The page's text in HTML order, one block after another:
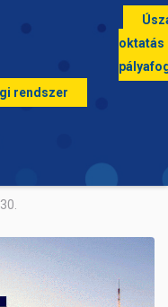
rendszer
oktatás
időpontja